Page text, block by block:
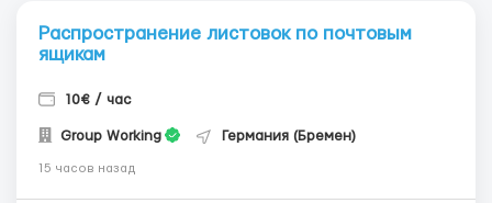
Распространение листовок по почтовым
ящикам
10€ / час
Group Working Германия (Бремен)
15 часов назад